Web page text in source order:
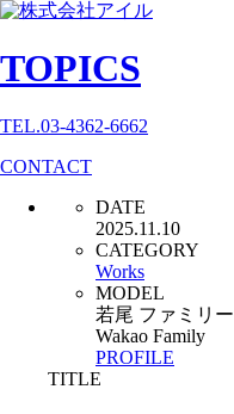
TOPICS
TEL.03-4362-6662
CONTACT
DATE
2025.11.10
CATEGORY
Works
MODEL
若尾 ファミリー
Wakao Family
PROFILE
TITLE